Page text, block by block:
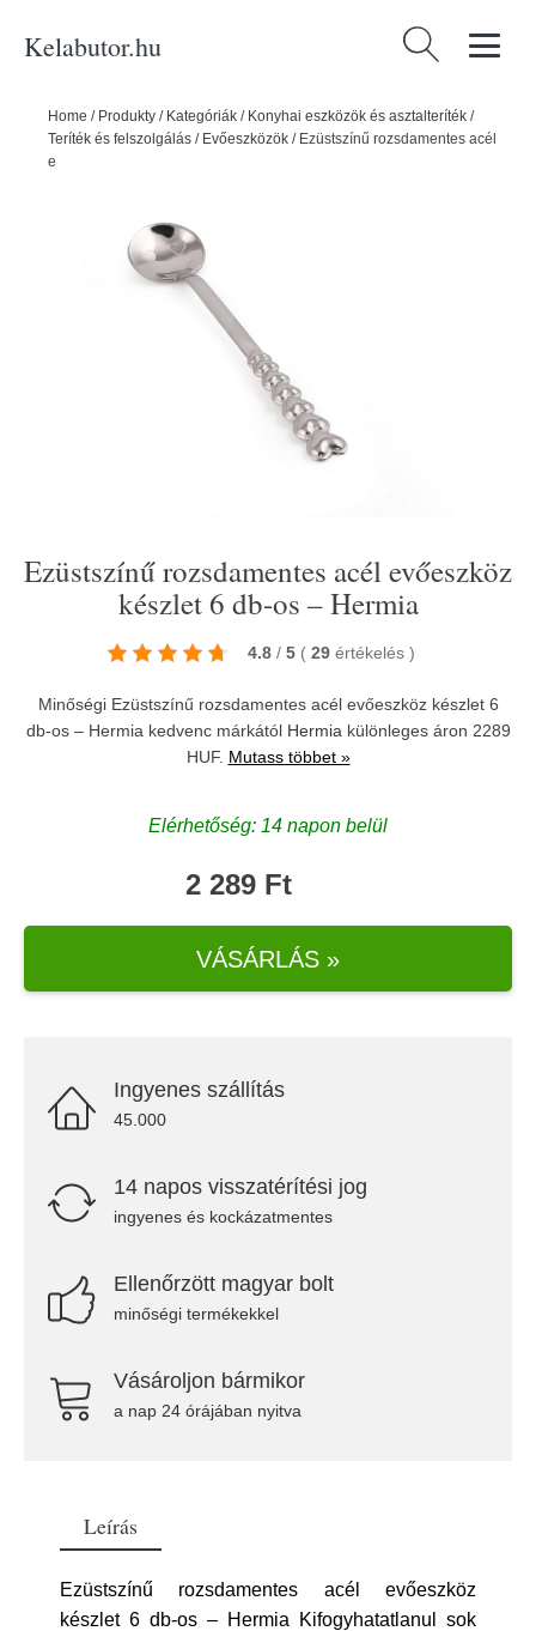
Kelabutor.hu Keresés:
Home / Produkty / Kategóriák / Konyhai eszközök és asztalteríték /
Teríték és felszolgálás / Evőeszközök / Ezüstszínű rozsdamentes acél
evőeszköz készlet 6 db-os – Hermia
Ezüstszínű rozsdamentes acél evőeszköz
készlet 6 db-os – Hermia
4.8 / 5 ( 29 értékelés )
Minőségi Ezüstszínű rozsdamentes acél evőeszköz készlet 6
db-os – Hermia kedvenc márkától Hermia különleges áron 2289
HUF. Mutass többet »
Elérhetőség: 14 napon belül
2 289 Ft
VÁSÁRLÁS »
Ingyenes szállítás
45.000
14 napos visszatérítési jog
ingyenes és kockázatmentes
Ellenőrzött magyar bolt
minőségi termékekkel
Vásároljon bármikor
a nap 24 órájában nyitva
Leírás
Ezüstszínű rozsdamentes acél evőeszköz
készlet 6 db-os – Hermia Kifogyhatatlanul sok